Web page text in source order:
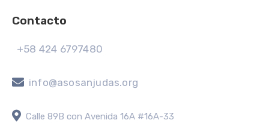
Contacto
+58 424 6797480
info@asosanjudas.org
Calle 89B con Avenida 16A #16A-33